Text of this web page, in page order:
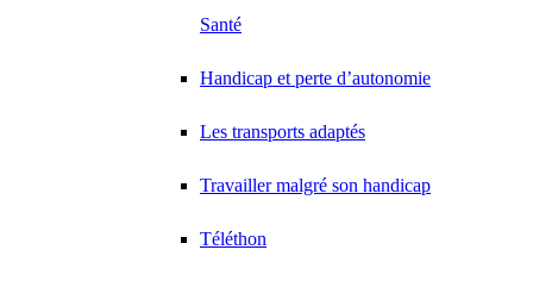
Santé
Handicap et perte d’autonomie
Les transports adaptés
Travailler malgré son handicap
Téléthon